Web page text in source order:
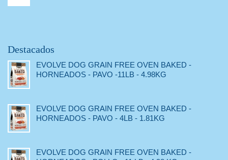
Destacados
EVOLVE DOG GRAIN FREE OVEN BAKED -
HORNEADOS - PAVO -11LB - 4.98KG
EVOLVE DOG GRAIN FREE OVEN BAKED -
HORNEADOS - PAVO - 4LB - 1.81KG
EVOLVE DOG GRAIN FREE OVEN BAKED -